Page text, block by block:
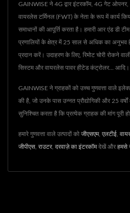
GAINWISE ने 4G द्वार इंटरकॉम, 4G गेट
वायरलेस टर्मिनल (FWT) के नेता के रूप में कार्य
समाधानों की आपूर्ति करता है। हमारी आर एंड डी
प्रणालियों के क्षेत्र में 25 साल से अधिक का अनुभव
प्रदान करें। उदाहरण के लिए, रिमोट चोरी रोकने
सिस्टम और वायरलेस पावर हीटेड कंट्रोलर... आदि।
GAINWISE ने ग्राहकों को उच्च गुणवत्ता वाले
की है, जो उनके पास उन्नत प्रौद्योगिकी और 25
सुनिश्चित करता है कि प्रत्येक ग्राहक की मांग पूरी
हमारे गुणवत्ता वाले उत्पादों को जीएसएम, एलटीई
जीपीएस राउटर, दरवाज़े का इंटरकॉमदेखें और हमसे